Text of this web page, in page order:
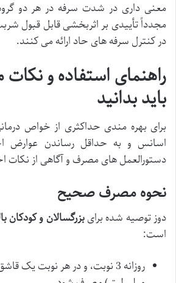
معنی داری در شدت سرفه در هر دو
مجدداً تأییدی بر اثربخشی قابل قبول
در کنترل سرفه های حاد ارائه می کنند.
راهنمای استفاده و
باید بدانید
برای بهره مندی حداکثری از خواص
اسانس و به حداقل رساندن عوارض
دستورالعمل های مصرف و آگاهی از
نحوه مصرف صحیح
دوز توصیه شده برایبزرگسالان و کودکان بالای
است: